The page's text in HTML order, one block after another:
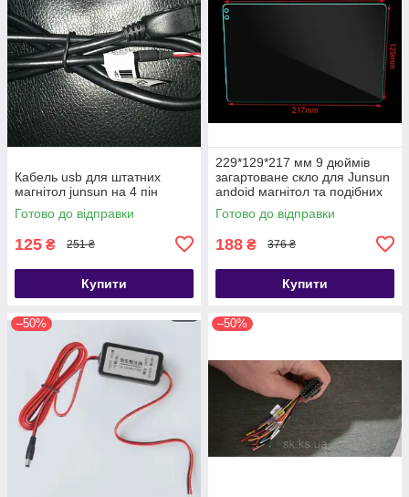
Кабель usb для штатних
магнітол junsun на 4 пін
Готово до відправки
125 ₴ 251 ₴
Купити
229*129*217 мм 9 дюймів
загартоване скло для Junsun
andoid магнітол та подібних
Готово до відправки
188 ₴ 376 ₴
Купити
–50% –50%